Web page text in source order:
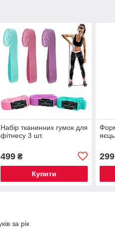
Набір тканинних гумок для
фітнесу 3 шт.
499₴
Купити
299
за рік